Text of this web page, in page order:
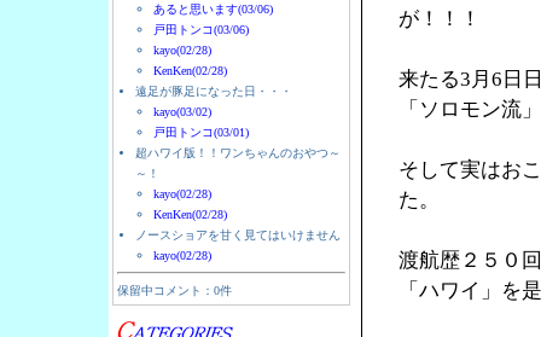
あると思います(03/06)
戸田トンコ(03/06)
kayo(02/28)
KenKen(02/28)
遠足が豚足になった日・・・
kayo(03/02)
戸田トンコ(03/01)
超ハワイ版！！ワンちゃんのおやつ～
～！
kayo(02/28)
KenKen(02/28)
ノースショアを甘く見てはいけません
kayo(02/28)
保留中コメント：0件
が！！！
来たる3月6日
「ソロモン流
そして実はお
た。
渡航歴２５０
「ハワイ」を